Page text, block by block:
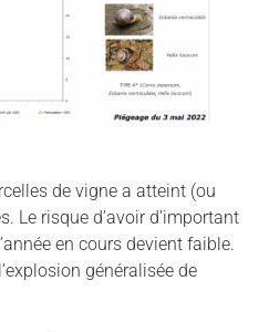
de vigne a atteint (ou
Le risque d’avoir d’important
en cours devient faible.
généralisée de